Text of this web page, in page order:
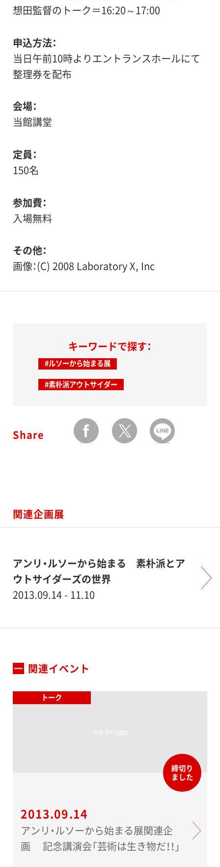
想田監督のトーク＝16:20～17:00
申込方法
当日午前10時よりエントランスホールにて
整理券を配布
会場
当館講堂
定員
150名
参加費
入場無料
その他
画像：(C) 2008 Laboratory X, Inc
キーワードで探す：
#ルソーから始まる展
#素朴派アウトサイダー
Share
関連企画展
アンリ・ルソーから始まる 素朴派とア
ウトサイダーズの世界
2013.09.14 - 11.10
関連イベント
トーク
締切り
ました
2013.09.14
アンリ・ルソーから始まる展関連企
画 記念講演会「芸術は生き物だ！！」